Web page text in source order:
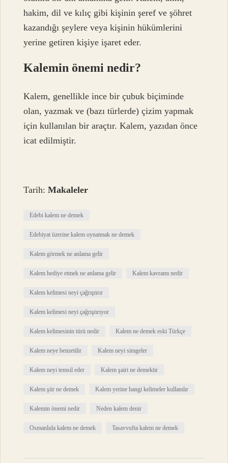
hakim, dil ve kılıç gibi kişinin şeref ve şöhret
kazandığı şeylere veya kişinin hükümlerini
yerine getiren kişiye işaret eder.
Kalemin önemi nedir?
Kalem, genellikle ince bir çubuk biçiminde
olan, yazmak ve (bazı türlerde) çizim yapmak
için kullanılan bir araçtır. Kalem, yazıdan önce
icat edilmiştir.
Tarih:Makaleler
Edebi kalem ne demek
Edebiyat üzerine kalem oynatmak ne demek
Kalem görmek ne anlama gelir
Kalem hediye etmek ne anlama gelir Kalem kavramı nedir
Kalem kelimesi neyi çağrıştırır
Kalem kelimesi neyi çağrıştırıyor
Kalem kelimesinin türü nedir Kalem ne demek eski Türkçe
Kalem neye benzetilir Kalem neyi simgeler
Kalem neyi temsil eder Kalem şairi ne demektir
Kalem şiir ne demek Kalem yerine hangi kelimeler kullanılır
Kalemin önemi nedir Neden kalem denir
Osmanlıda kalem ne demek Tasavvufta kalem ne demek